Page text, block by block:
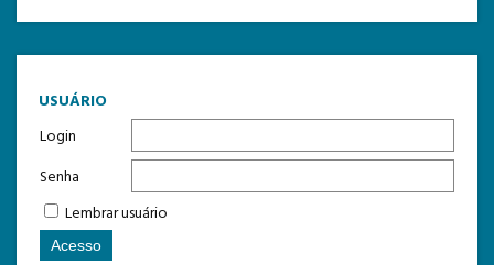
USUÁRIO
Login
Senha
Lembrar usuário